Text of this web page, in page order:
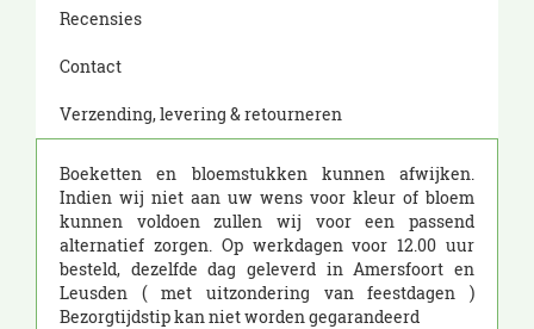
Recensies
Contact
Verzending, levering & retourneren
Boeketten en bloemstukken kunnen afwijken.
Indien wij niet aan uw wens voor kleur of bloem
kunnen voldoen zullen wij voor een passend
alternatief zorgen. Op werkdagen voor 12.00 uur
besteld, dezelfde dag geleverd in Amersfoort en
Leusden ( met uitzondering van feestdagen )
Bezorgtijdstip kan niet worden gegarandeerd